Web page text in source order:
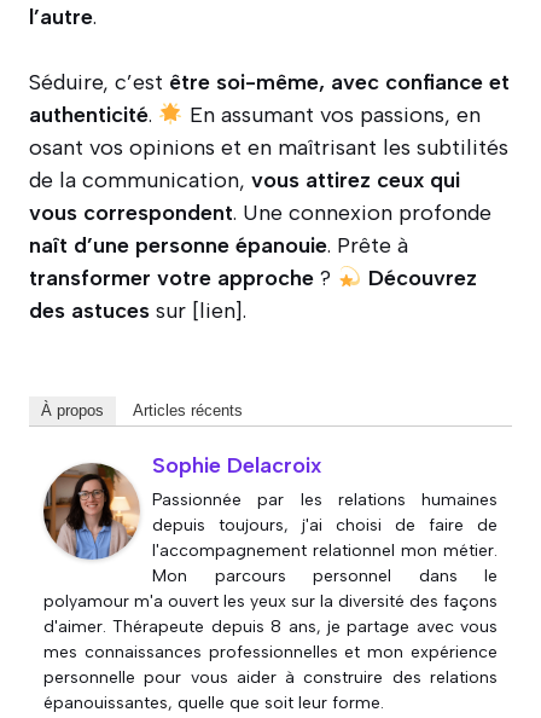
l’autre.
Séduire, c’est être soi-même, avec confiance et
authenticité.
En assumant vos passions, en
osant vos opinions et en maîtrisant les subtilités
de la communication, vous attirez ceux qui
vous correspondent. Une connexion profonde
naît d’une personne épanouie. Prête à
transformer votre approche ?
Découvrez
des astuces sur [lien].
À propos Articles récents
Sophie Delacroix
Passionnée par les relations humaines
depuis toujours, j'ai choisi de faire de
l'accompagnement relationnel mon métier.
Mon parcours personnel dans le
polyamour m'a ouvert les yeux sur la diversité des façons
d'aimer. Thérapeute depuis 8 ans, je partage avec vous
mes connaissances professionnelles et mon expérience
personnelle pour vous aider à construire des relations
épanouissantes, quelle que soit leur forme.